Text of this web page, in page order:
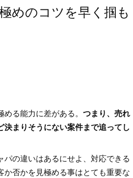
めのコツを早く掴も
る能力に差がある。 つまり、売れ
まりそうにない案件まで追ってし
の違いはあるにせよ、対応できる
否かを見極める事はとても重要な